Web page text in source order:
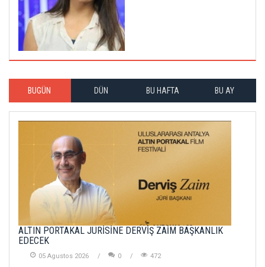
BUGÜN DÜN BU HAFTA BU AY
ALTIN PORTAKAL JÜRİSİNE DERVİŞ ZAİM BAŞKANLIK
EDECEK
05 Agustos 2026 0 472